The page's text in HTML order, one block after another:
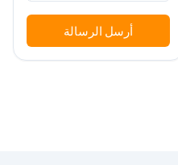
أرسل الرسالة